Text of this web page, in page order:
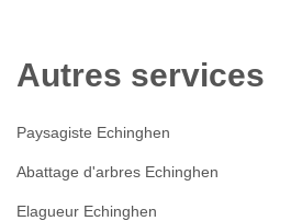
Autres services
Paysagiste Echinghen
Abattage d'arbres Echinghen
Elagueur Echinghen